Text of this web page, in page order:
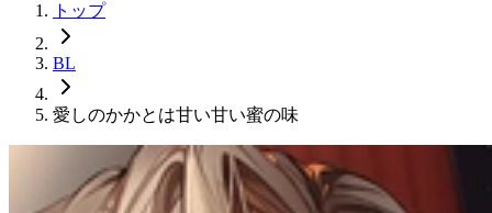
トップ
BL
愛しのかかとは甘い甘い蜜の味